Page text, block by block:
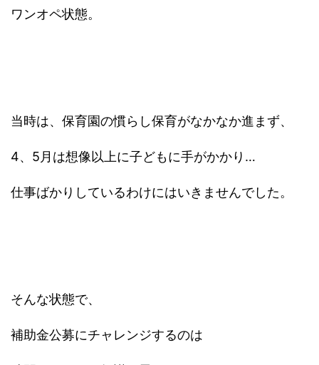
ワンオペ状態。
当時は、保育園の慣らし保育がなかなか進まず、
4、5月は想像以上に子どもに手がかかり…
仕事ばかりしているわけにはいきませんでした。
そんな状態で、
補助金公募にチャレンジするのは